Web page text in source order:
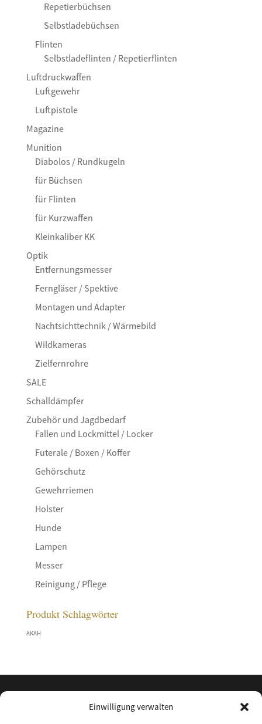
Einwilligung verwalten
Repetierbüchsen
Selbstladebüchsen
Flinten
Selbstladeflinten / Repetierflinten
Luftdruckwaffen
Luftgewehr
Luftpistole
Magazine
Munition
Diabolos / Rundkugeln
für Büchsen
für Flinten
für Kurzwaffen
Kleinkaliber KK
Optik
Entfernungsmesser
Ferngläser / Spektive
Montagen und Adapter
Nachtsichttechnik / Wärmebild
Wildkameras
Zielfernrohre
SALE
Schalldämpfer
Zubehör und Jagdbedarf
Fallen und Lockmittel / Locker
Futerale / Boxen / Koffer
Gehörschutz
Gewehrriemen
Holster
Hunde
Lampen
Messer
Reinigung / Pflege
Produkt Schlagwörter
AKAH